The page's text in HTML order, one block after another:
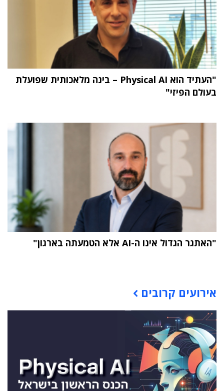
"העתיד הוא Physical AI – בינה מלאכותית שפועלת
בעולם הפיזי"
"האתגר הגדול אינו ה-AI אלא הטמעתה בארגון"
אירועים קרובים